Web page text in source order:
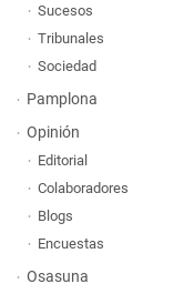
Sucesos
Tribunales
Sociedad
Pamplona
Opinión
Editorial
Colaboradores
Blogs
Encuestas
Osasuna